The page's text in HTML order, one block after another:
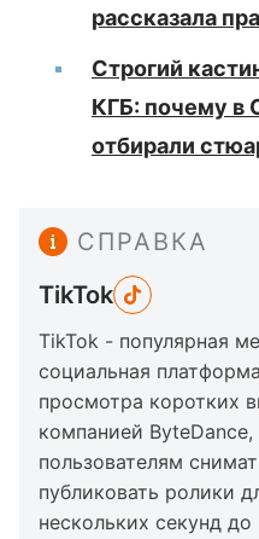
рассказала
Строгий
КГБ: почему в
отбирали
СПРАВКА
TikTok
TikTok - популярная
социальная
просмотра коротких
компанией ByteDance,
пользователям
публиковать ролики
нескольких секунд